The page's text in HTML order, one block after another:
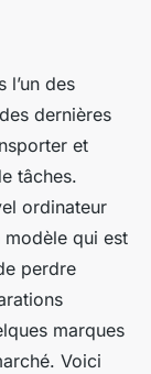
l’un des
dernières
et
tâches.
ordinateur
qui est
perdre
marques
Voici